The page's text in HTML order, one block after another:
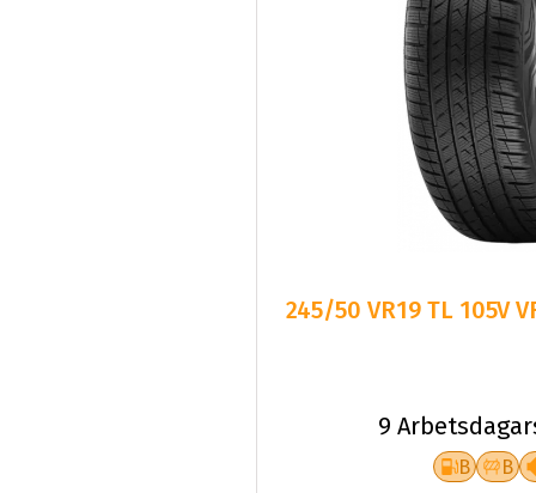
245/50 VR19 TL 105V
9
B B